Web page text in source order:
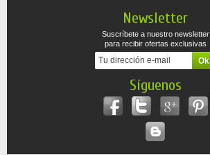
Newsletter
Suscríbete a nuestro newsletter
para recibir ofertas exclusivas
Síguenos